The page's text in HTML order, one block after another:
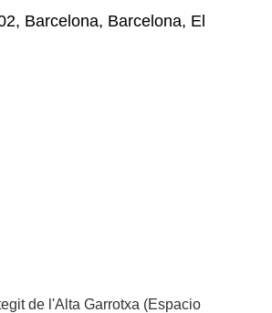
Barcelona, Barcelona, El
de l'Alta Garrotxa (Espacio